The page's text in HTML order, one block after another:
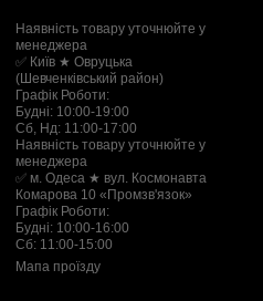
Наявність товару уточнюйте у
менеджера
✅ Київ ★ Овруцька
(Шевченківський район)
Графік Роботи:
Будні: 10:00-19:00
Сб, Нд: 11:00-17:00
Наявність товару уточнюйте у
менеджера
✅ м. Одеса ★ вул. Космонавта
Комарова 10 «Промзв'язок»
Графік Роботи:
Будні: 10:00-16:00
Сб: 11:00-15:00
Мапа проїзду